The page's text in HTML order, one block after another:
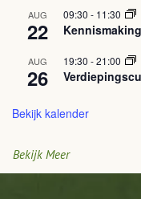
AUG
22
09:30 - 11:30
AUG
26
19:30 -21:00
Bekijk kalender
Bekijk Meer